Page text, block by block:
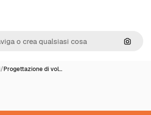
Cerca
/Progettazione di vol…